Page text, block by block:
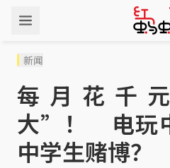
新闻
每月花千
大”！ 电玩
中学生赌博？